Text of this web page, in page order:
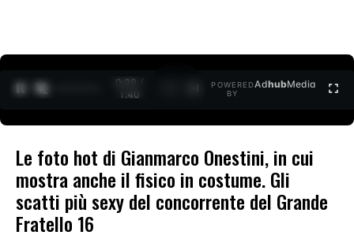
0:29 /
1:40
POWERED
BY
AdhubMedia
Le foto hot di Gianmarco Onestini, in cui
mostra anche il fisico in costume. Gli
scatti più sexy del concorrente del Grande
Fratello 16